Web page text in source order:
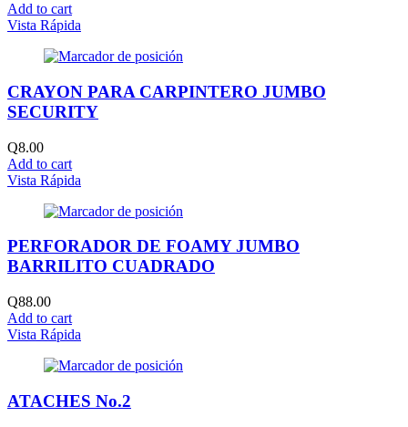
Add to cart
Vista Rápida
CRAYON PARA CARPINTERO JUMBO
SECURITY
Q8.00
Add to cart
Vista Rápida
PERFORADOR DE FOAMY JUMBO
BARRILITO CUADRADO
Q88.00
Add to cart
Vista Rápida
ATACHES No.2